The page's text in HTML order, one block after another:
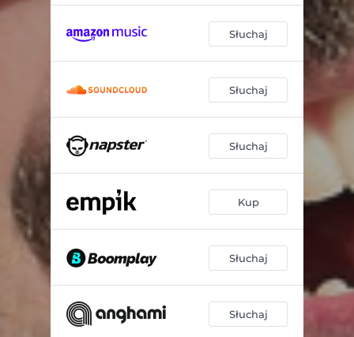
Słuchaj
Słuchaj
Słuchaj
Kup
Słuchaj
Słuchaj